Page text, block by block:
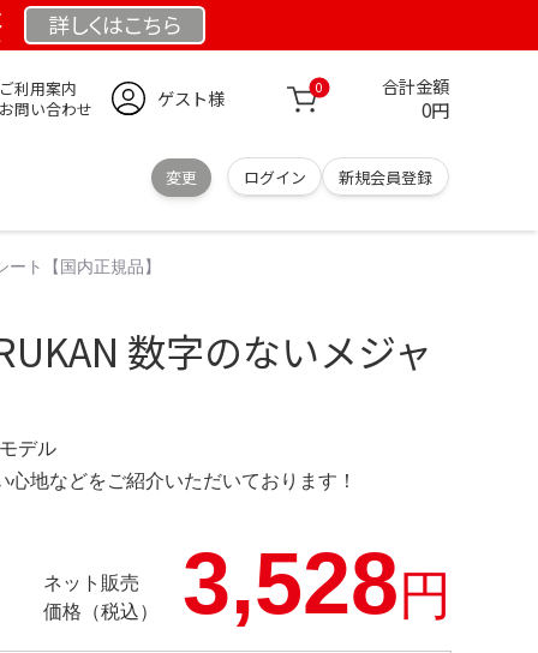
詳しくはこちら
利用案内
問い合わせ
ゲスト様 0 合計金額
0円
変更 ログイン 新規会員登録
ト【国内正規品】
数字のないメジャ
デル
地などをご紹介いただいております！
ネット販売
価格（税込）
3,528円